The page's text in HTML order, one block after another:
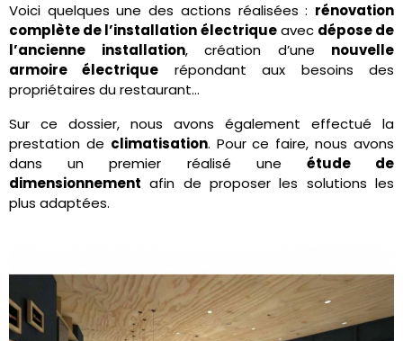
Voici quelques une des actions réalisées : rénovation
complète de l’installation électriqueavec dépose de
l’ancienne installation, création d’une nouvelle
armoire électrique répondant aux besoins des
propriétaires du restaurant…
Sur ce dossier, nous avons également effectué la
prestation de climatisation. Pour ce faire, nous avons
dans un premier réalisé une étude de
dimensionnement afin de proposer les solutions les
plus adaptées.